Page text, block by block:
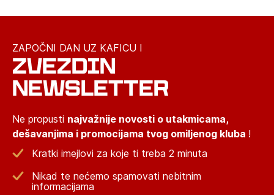
ZAPOČNI DAN UZ KAFICU I
ZVEZDIN
NEWSLETTER
Ne propusti najvažnije novosti o utakmicama,
dešavanjima i promocijama tvog omiljenog kluba !
Kratki imejlovi za koje ti treba 2 minuta
Nikad te nećemo spamovati nebitnim
informacijama